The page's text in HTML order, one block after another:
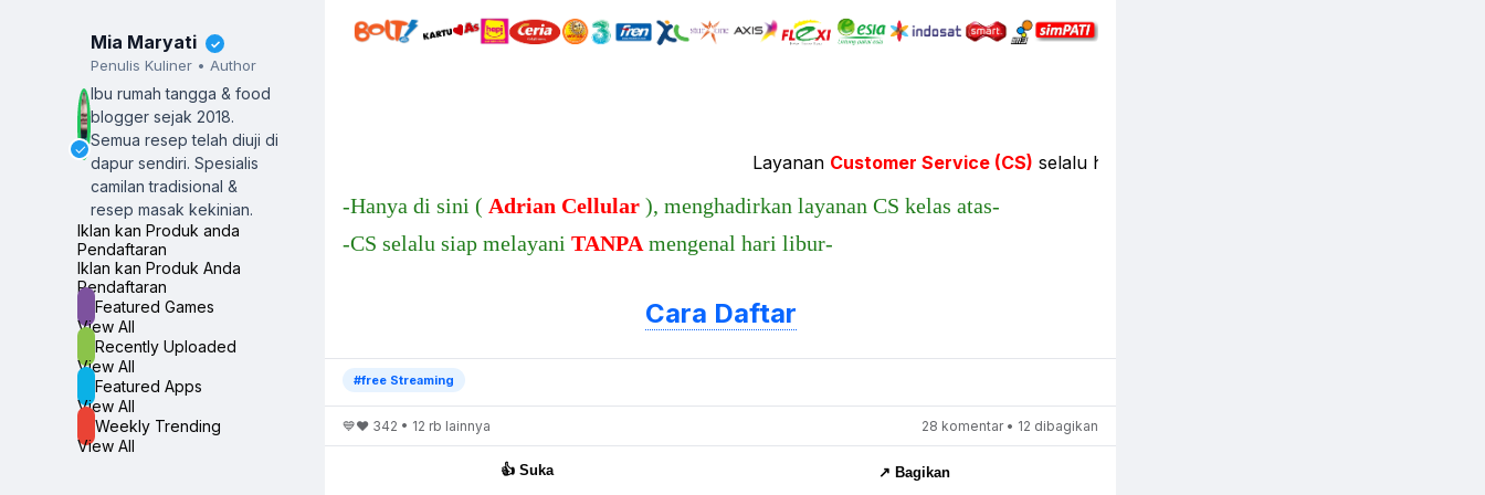
✓
Mia Maryati ✓
Penulis Kuliner • Author
Ibu rumah tangga & food
blogger sejak 2018.
Semua resep telah diuji di
dapur sendiri.Spesialis
camilan tradisional &
resep masak kekinian.
Iklan kan Produk anda
Pendaftaran
Iklan kan Produk Anda
Pendaftaran
Featured Games
View All
Recently Uploaded
View All
Featured Apps
View All
Weekly Trending
View All
LayananCustomer Service (CS)selalu hadir 365 Hari, Jam 6:30WIB-23:30WIB
-Hanya di sini ( Adrian Cellular ), menghadirkan layanan CS kelas atas-
-CS selalu siap melayani TANPAmengenal hari libur-
Cara Daftar
#free Streaming
💙❤️ 342 • 12 rb lainnya 28 komentar • 12 dibagikan
👍 Suka ↗️ Bagikan